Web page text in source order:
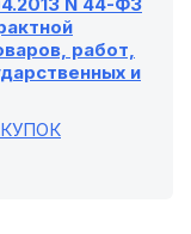
работ,
и